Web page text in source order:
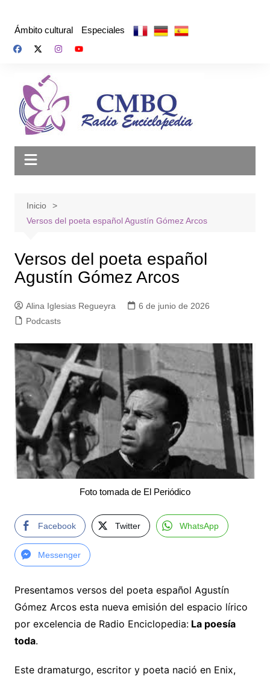
Ámbito cultural Especiales
Inicio
Versos del poeta español Agustín Gómez Arcos
Versos del poeta español
Agustín Gómez Arcos
Alina Iglesias Regueyra
6 de junio de 2026
Podcasts
Foto tomada de El Periódico
Facebook Twitter WhatsApp
Messenger
Presentamos versos del poeta español Agustín
Gómez Arcos esta nueva emisión del espacio lírico
por excelencia de Radio Enciclopedia:La poesía
toda.
Este dramaturgo, escritor y poeta nació en Enix,